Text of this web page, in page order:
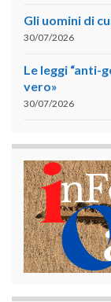
Gli uomini di
30/07/2026
Le leggi “anti-
vero»
30/07/2026